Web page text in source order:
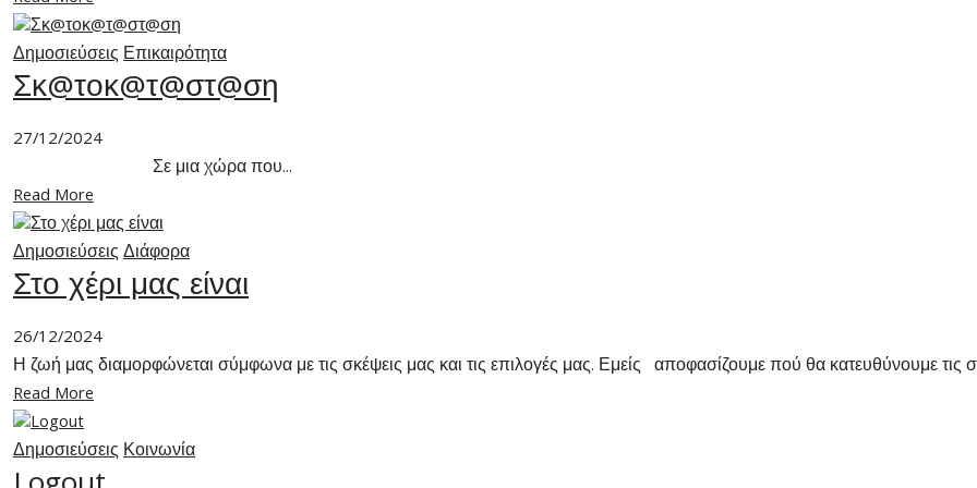
ΔημοσιεύσειςΕπικαιρότητα
Σκ@τοκ@τ@στ@ση
27/12/2024
Σε μια χώρα που...
Read More
ΔημοσιεύσειςΔιάφορα
Στο χέρι μας είναι
26/12/2024
Η ζωή μας διαμορφώνεται σύμφωνα με τις σκέψεις μας και τις επιλογές μας. Εμείς αποφασίζουμε πού θα κατευθύνουμε τις
Read More
ΔημοσιεύσειςΚοινωνία